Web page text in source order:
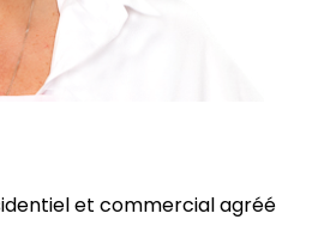
et commercial agréé